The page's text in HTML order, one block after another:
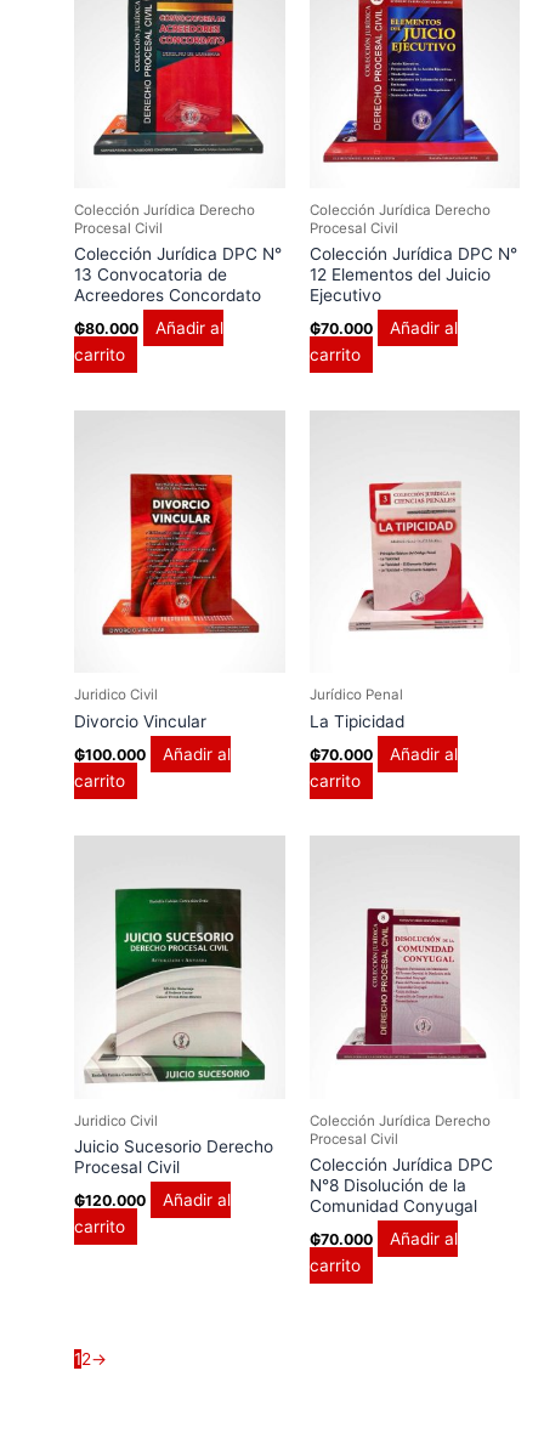
Colección Jurídica Derecho
Procesal Civil
Colección Jurídica DPC N°
13 Convocatoria de
Acreedores Concordato
₲80.000
Añadir al
carrito
Colección Jurídica Derecho
Procesal Civil
Colección Jurídica DPC N°
12 Elementos del Juicio
Ejecutivo
₲70.000
Añadir al
carrito
Juridico Civil
Divorcio Vincular
₲100.000
Añadir al
carrito
Jurídico Penal
La Tipicidad
₲70.000
Añadir al
carrito
Juridico Civil
Juicio Sucesorio Derecho
Procesal Civil
₲120.000
Añadir al
carrito
Colección Jurídica Derecho
Procesal Civil
Colección Jurídica DPC
N°8 Disolución de la
Comunidad Conyugal
₲70.000
Añadir al
carrito
12→